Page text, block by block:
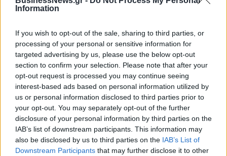
Information
If you wish to opt-out of the sale, sharing to third parties, or
processing of your personal or sensitive information for
targeted advertising by us, please use the below opt-out
section to confirm your selection. Please note that after your
opt-out request is processed you may continue seeing
interest-based ads based on personal information utilized by
us or personal information disclosed to third parties prior to
your opt-out. You may separately opt-out of the further
disclosure of your personal information by third parties on the
IAB’s list of downstream participants. This information may
also be disclosed by us to third parties on the IAB’s List of
Downstream Participants that may further disclose it to other
ΠΕΡΙΣΣΌΤΕΡΑ ΣΕ ΑΥΤΉ ΤΗΝ ΚΑΤΗΓΟΡΊΑ
Χρηματιστήριο: Άνοδος
0,91%, σε νέα υψηλά 17
ετών η αγορά, «ψήφος»
kariera.gr: Ενισχύει το
αποτύπωμα στην αγορά
εργασίας - Από την